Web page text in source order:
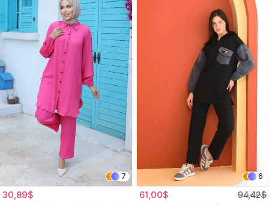
7
30,89$
6
61,00$ 94,42$